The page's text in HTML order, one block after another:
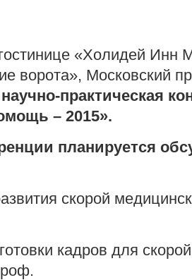
«Холидей Инн
ворота», Московский
практическая
– 2015».
планируется
скорой
кадров для